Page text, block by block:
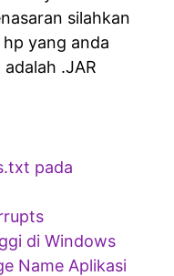
silahkan
hp yang anda
.JAR
pada
di Windows
Name Aplikasi